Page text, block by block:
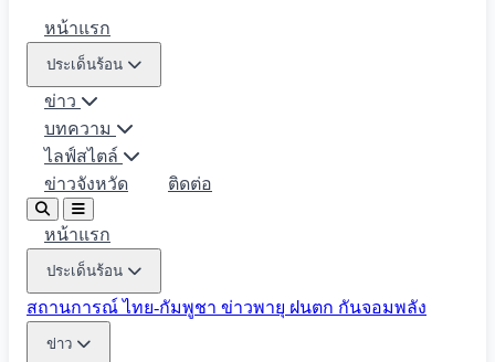
หน้าแรก
ประเด็นร้อน
ข่าว
บทความ
ไลฟ์สไตล์
ข่าวจังหวัด
ติดต่อ
หน้าแรก
ประเด็นร้อน
สถานการณ์ ไทย-กัมพูชา ข่าวพายุ ฝนตก กันจอมพลัง
ข่าว